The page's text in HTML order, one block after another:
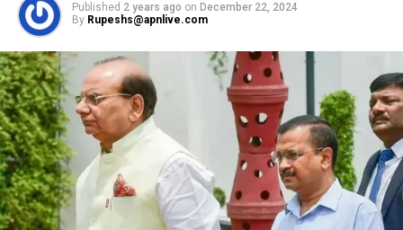
Published 2 years ago on December 22, 2024
By Rupeshs@apnlive.com